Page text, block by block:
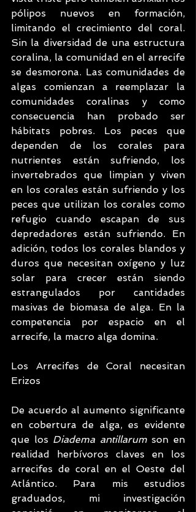
pólipos nuevos en formación,
limitando el crecimiento del coral.
Sin la diversidad de una estructura
coralina, la comunidad en el arrecife
se desmorona. Las comunidades de
algas comienzan a reemplazar la
comunidades coralinas y como
consecuencia han probado ser
hábitats pobres. Los peces que
dependen de los corales para
nutrientes están sufriendo, los
invertebrados que limpian y viven
en los corales están sufriendo y los
peces que utilizan los corales como
refugio cuando escapan de sus
depredadores están sufriendo. En
adición, todos los corales blandos y
duros que necesitan oxígeno y luz
solar para crecer están siendo
estrangulados por cantidades
masivas de biomasa de alga. En la
competencia por espacio en el
arrecife, la macro alga domina.
Los Arrecifes de Coral necesitan
Erizos
De acuerdo al aumento significante
en cobertura de alga, es evidente
que los Diadema antillarum son en
realidad herbívoros claves en los
arrecifes de coral en el Oeste del
Atlántico. Para mis estudios
graduados, mi investigación